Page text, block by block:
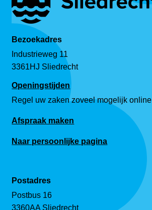
Bezoekadres
Industrieweg 11
3361HJ Sliedrecht
Openingstijden
Regel uw zaken zoveel mogelijk online
Afspraak maken
Naar persoonlijke pagina
Postadres
Postbus 16
3360AA Sliedrecht